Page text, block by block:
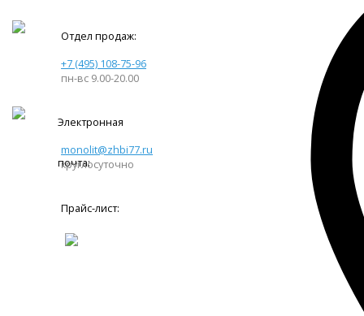
Отдел продаж:
+7 (495) 108-75-96
пн-вс 9.00-20.00
Электронная
почта:
monolit@zhbi77.ru
круглосуточно
Прайс-лист: